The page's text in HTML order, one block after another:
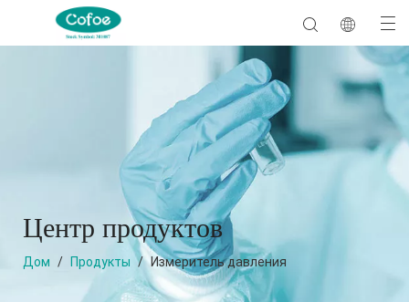
Центр продуктов
Дом / Продукты / Измеритель давления